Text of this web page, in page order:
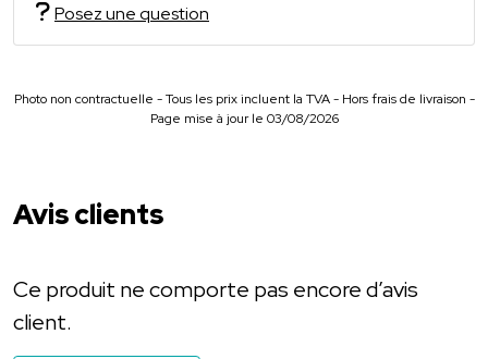
Posez une question
Photo non contractuelle - Tous les prix incluent la TVA - Hors frais de livraison -
Page mise à jour le 03/08/2026
Avis clients
Ce produit ne comporte pas encore d’avis
client.